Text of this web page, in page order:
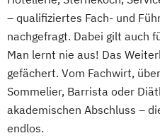
– qualifiziertes Fach- und
nachgefragt. Dabei gilt auch
Man lernt nie aus! Das
gefächert. Vom Fachwirt,
Sommelier, Barrista oder
akademischen Abschluss –
endlos.